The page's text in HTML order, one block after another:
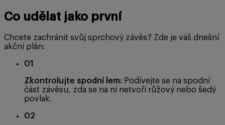
Co udělat jako první
Chcete zachránit svůj sprchový závěs? Zde je váš dnešní
akční plán:
01
Zkontrolujte spodní lem: Podívejte se na spodní
část závěsu, zda se na ní netvoří růžový nebo šedý
povlak.
02